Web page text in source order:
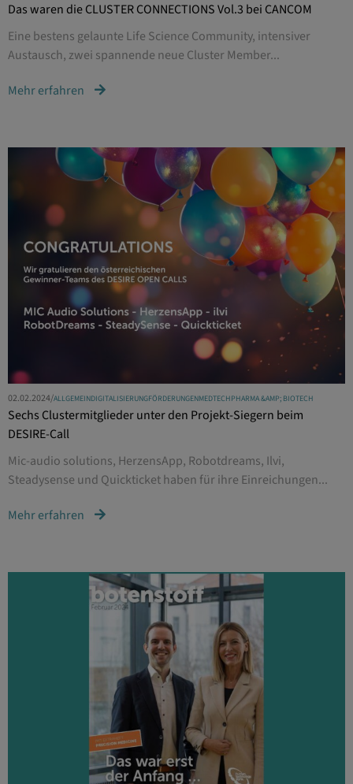
Das waren die CLUSTER CONNECTIONS Vol.3 bei CANCOM
Eine bestens gelaunte Life Science Community, intensiver
Austausch, zwei spannende neue Cluster Member...
Mehr erfahren
02.02.2024/ALLGEMEINDIGITALISIERUNGFÖRDERUNGENMEDTECHPHARMA &AMP; BIOTECH
Sechs Clustermitglieder unter den Projekt-Siegern beim
DESIRE-Call
Mic-audio solutions, HerzensApp, Robotdreams, Ilvi,
Steadysense und Quickticket haben für ihre Einreichungen...
Mehr erfahren